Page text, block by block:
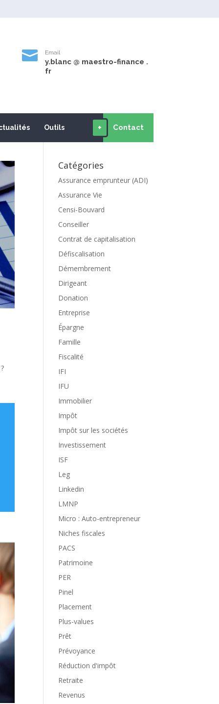
 Email
y.blanc @ maestro-finance .
fr
Outils + Contact
Catégories
Assurance emprunteur (ADI)
Assurance Vie
Censi-Bouvard
Conseiller
Contrat de capitalisation
Défiscalisation
Démembrement
Dirigeant
Donation
Entreprise
Épargne
Famille
Fiscalité
IFI
IFU
Immobilier
Impôt
Impôt sur les sociétés
Investissement
ISF
Leg
Linkedin
LMNP
Micro : Auto-entrepreneur
Niches fiscales
PACS
Patrimoine
PER
Pinel
Placement
Plus-values
Prêt
Prévoyance
Réduction d'impôt
Retraite
Revenus